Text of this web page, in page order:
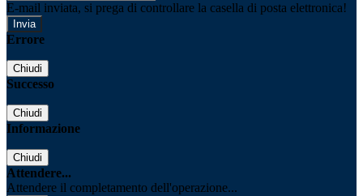
E-mail inviata, si prega di controllare la casella di posta elettronica!
Errore
Chiudi
Successo
Chiudi
Informazione
Chiudi
Attendere...
Attendere il completamento dell'operazione...